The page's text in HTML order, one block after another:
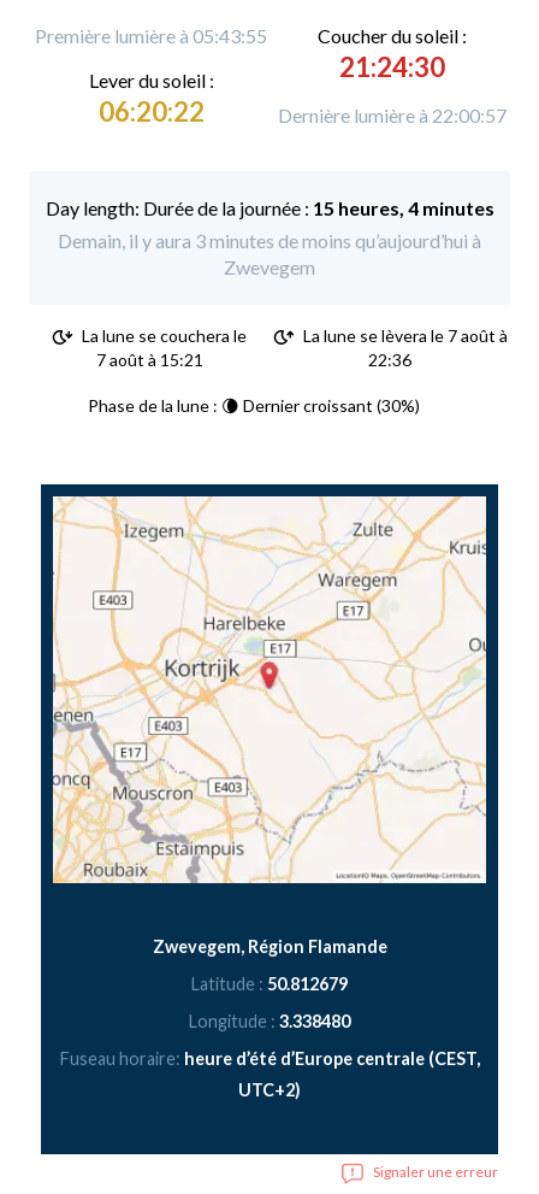
Première lumière à 05:43:55
Lever du soleil :
06:20:22
Coucher du soleil :
21:24:30
Dernière lumière à 22:00:57
Durée de la journée : 15 heures, 4 minutes
Demain, il y aura 3 minutes de moins qu’aujourd’hui à
Zwevegem
La lune se couchera le
7 août à 15:21
La lune se lèvera le 7 août à
22:36
Phase de la lune : 🌘 Dernier croissant (30%)
Zwevegem, Région Flamande
Latitude : 50.812679
Longitude : 3.338480
Fuseau horaire: heure d’été d’Europe centrale (CEST,
UTC+2)
Signaler une erreur